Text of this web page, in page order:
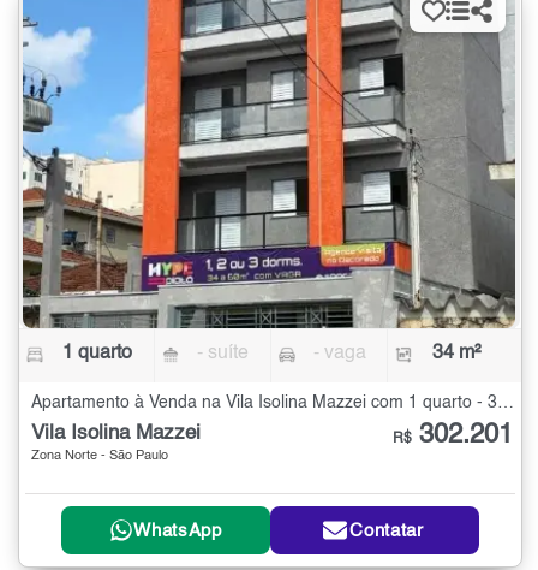
1 quarto - suíte - vaga 34 m²
Apartamento à Venda na Vila Isolina Mazzei com 1 quarto - 34 m²
Vila Isolina Mazzei
Zona Norte - São Paulo
R$ 302.201
WhatsApp Contatar